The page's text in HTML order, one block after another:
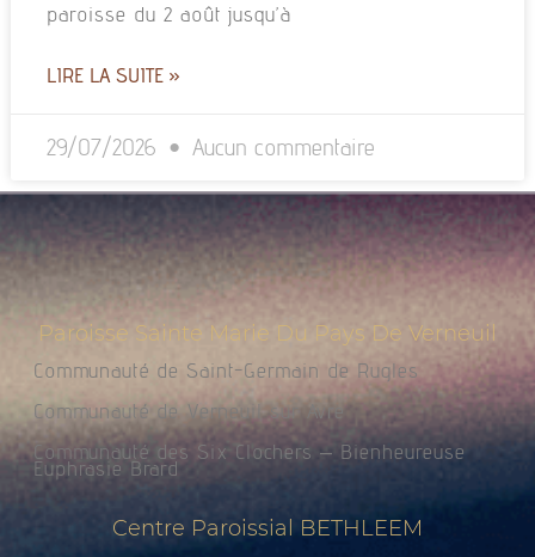
paroisse du 2 août jusqu’à
LIRE LA SUITE »
29/07/2026 Aucun commentaire
Paroisse Sainte Marie Du Pays De Verneuil
Communauté de Saint-Germain de Rugles
Communauté de Verneuil sur Avre
Communauté des Six Clochers – Bienheureuse
Euphrasie Brard
Centre Paroissial BETHLEEM